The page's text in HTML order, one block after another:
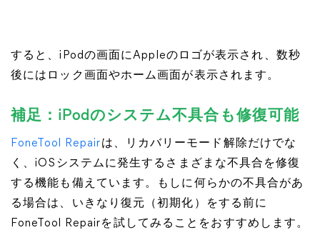
すると、iPodの画面にAppleのロゴが表示され、数秒
後にはロック画面やホーム画面が表示されます。
補足：iPodのシステム不具合も修復可能
FoneTool Repairは、リカバリーモード解除だけでな
く、iOSシステムに発生するさまざまな不具合を修復
する機能も備えています。もしに何らかの不具合があ
る場合は、いきなり復元（初期化）をする前に
FoneTool Repairを試してみることをおすすめします。